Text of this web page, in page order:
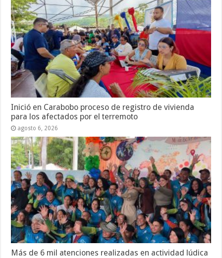
Inició en Carabobo proceso de registro de vivienda
para los afectados por el terremoto
agosto 6, 2026
Más de 6 mil atenciones realizadas en actividad lúdica